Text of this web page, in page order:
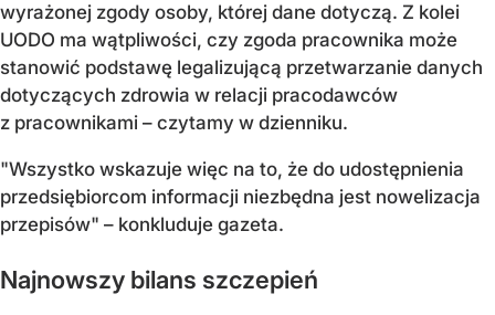
wyrażonej zgody osoby, której dane dotyczą. Z kolei
UODO ma wątpliwości, czy zgoda pracownika może
stanowić podstawę legalizującą przetwarzanie danych
dotyczących zdrowia w relacji pracodawców
z pracownikami – czytamy w dzienniku.
"Wszystko wskazuje więc na to, że do udostępnienia
przedsiębiorcom informacji niezbędna jest nowelizacja
przepisów" – konkluduje gazeta.
Najnowszy bilans szczepień